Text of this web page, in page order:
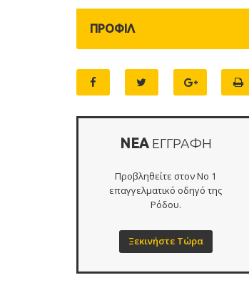
ΠΡΟΦΙΛ
ΝΕΑ ΕΓΓΡΑΦΗ
Προβληθείτε στον Νο 1
επαγγελματικό οδηγό της
Ρόδου.
Ξεκινήστε Τώρα